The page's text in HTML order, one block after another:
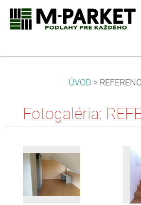
ÚVOD >
Fotogaléria: